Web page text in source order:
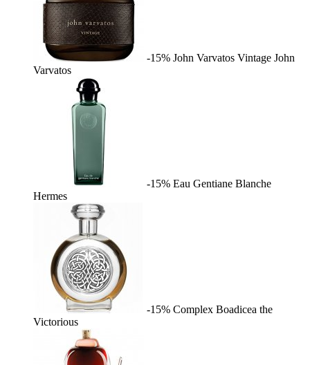
-15% John Varvatos Vintage John
Varvatos
-15% Eau Gentiane Blanche
Hermes
-15% Complex Boadicea the
Victorious